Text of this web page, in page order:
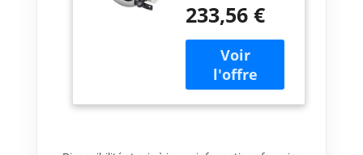
de bise Grande
65 mm à 0 degré
et 45 mm à 45
degrés Coupes
biseautées de 0 à
233,56 €